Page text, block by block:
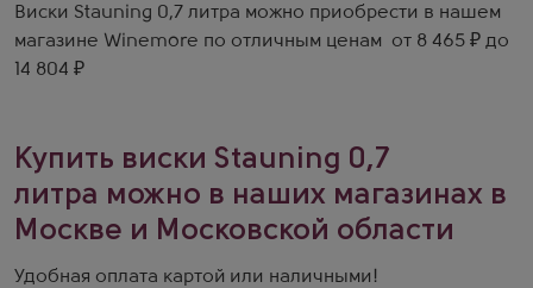
Виски Stauning 0,7 литра можно приобрести в нашем
магазине Winemore по отличным ценам от 8 465 ₽ до
14 804 ₽
Купить виски Stauning 0,7
литра можно в наших магазинах в
Москве и Московской области
Удобная оплата картой или наличными!